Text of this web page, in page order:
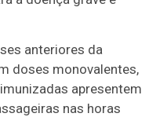
anteriores da
doses monovalentes,
apresentem
nas horas